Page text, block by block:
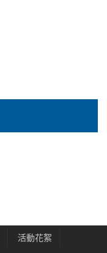
活動花絮